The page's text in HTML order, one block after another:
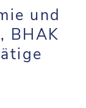
und
BHAK